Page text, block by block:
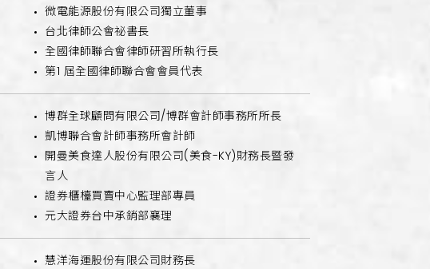
微電能源股份有限公司獨立董事
台北律師公會祕書長
全國律師聯合會律師研習所執行長
第1 屆全國律師聯合會會員代表
博群全球顧問有限公司/博群會計師事務所所長
凱博聯合會計師事務所會計師
開曼美食達人股份有限公司(美食-KY)財務長暨發
言人
證券櫃檯買賣中心監理部專員
元大證券台中承銷部襄理
慧洋海運股份有限公司財務長